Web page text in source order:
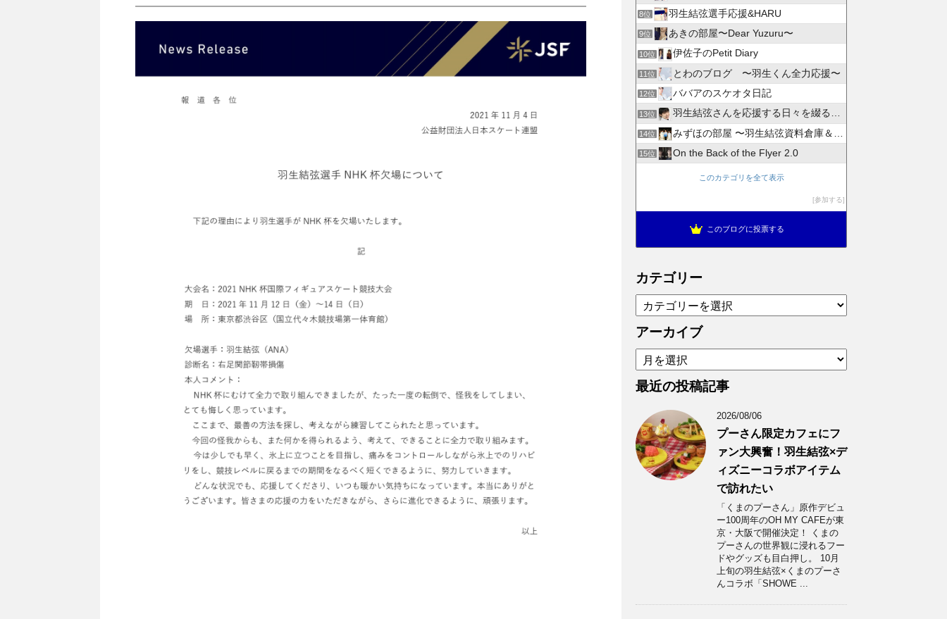
8位 羽生結弦選手応援&HARU
9位 あきの部屋〜Dear Yuzuru〜
10位 伊佐子のPetit Diary
11位 とわのブログ 〜羽生くん全力応援〜
12位 ババアのスケオタ日記
13位 羽生結弦さんを応援する日々を綴るブログ
14位 みずほの部屋 〜羽生結弦資料倉庫＆徒然日記〜
15位 On the Back of the Flyer 2.0
このカテゴリを全て表示
参加する
このブログに投票する
カテゴリー
テ
ゴ
ー
アーカイブ
ア
ー
カ
最近の投稿記事
2026/08/06
プーさん限定カフェにフ
ァン大興奮！羽生結弦×デ
ィズニーコラボアイテム
で訪れたい
「くまのプーさん」原作デビュ
ー100周年のOH MY CAFEが東
京・大阪で開催決定！ くまの
プーさんの世界観に浸れるフー
ドやグッズも目白押し。 10月
上旬の羽生結弦×くまのプーさ
んコラボ「SHOWE ...